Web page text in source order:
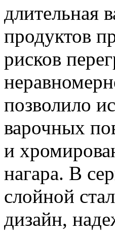
длительная
продуктов
рисков
позволило
варочных
и
нагара. В
слойной
дизайн,